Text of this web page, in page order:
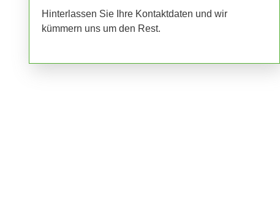
Hinterlassen Sie Ihre Kontaktdaten und wir
kümmern uns um den Rest.